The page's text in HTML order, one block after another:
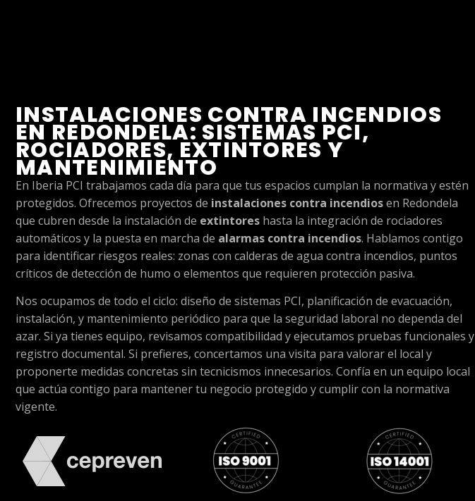
INSTALACIONES CONTRA INCENDIOS
EN REDONDELA: SISTEMAS PCI,
ROCIADORES, EXTINTORES Y
MANTENIMIENTO
En Iberia PCI trabajamos cada día para que tus espacios cumplan la normativa y estén
protegidos. Ofrecemos proyectos de instalaciones contra incendiosen Redondela
que cubren desde la instalación de extintores hasta la integración de rociadores
automáticos y la puesta en marcha de alarmas contra incendios. Hablamos contigo
para identificar riesgos reales: zonas con calderas de agua contra incendios, puntos
críticos de detección de humo o elementos que requieren protección pasiva.
Nos ocupamos de todo el ciclo: diseño de sistemas PCI, planificación de evacuación,
instalación, y mantenimiento periódico para que la seguridad laboral no dependa del
azar. Si ya tienes equipo, revisamos compatibilidad y ejecutamos pruebas funcionales y
registro documental. Si prefieres, concertamos una visita para valorar el local y
proponerte medidas concretas sin tecnicismos innecesarios. Confía en un equipo local
que actúa contigo para mantener tu negocio protegido y cumplir con la normativa
vigente.